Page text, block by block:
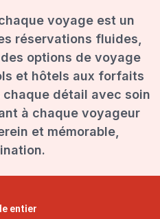
voyage est un
réservations fluides,
options de voyage
et hôtels aux forfaits
détail avec soin
à chaque voyageur
et mémorable,
entier